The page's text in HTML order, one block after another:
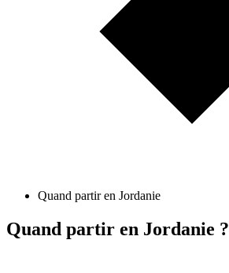
Quand partir en Jordanie
Quand partir en Jordanie ?